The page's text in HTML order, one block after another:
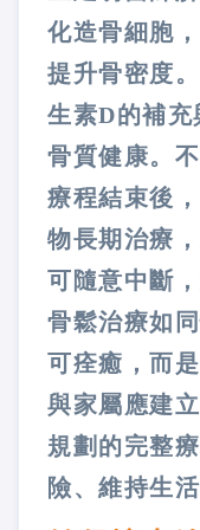
化造骨細胞
提升骨密度
生素D的補充
骨質健康。
療程結束後
物長期治療
可隨意中斷
骨鬆治療如
可痊癒，而
與家屬應建
規劃的完整
險、維持生活